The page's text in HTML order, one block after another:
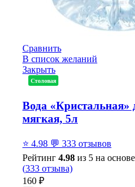
Сравнить
В список желаний
Закрыть
Столовая
Вода
мягкая, 5л
⭐ 4.98 💬 333 отзывов
Рейтинг 4.98 из 5 на
(333 отзыва)
160 ₽